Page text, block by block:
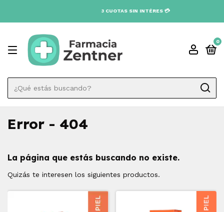
3 CUOTAS SIN INTÉRES 💳
0
Error - 404
La página que estás buscando no existe.
Quizás te interesen los siguientes productos.